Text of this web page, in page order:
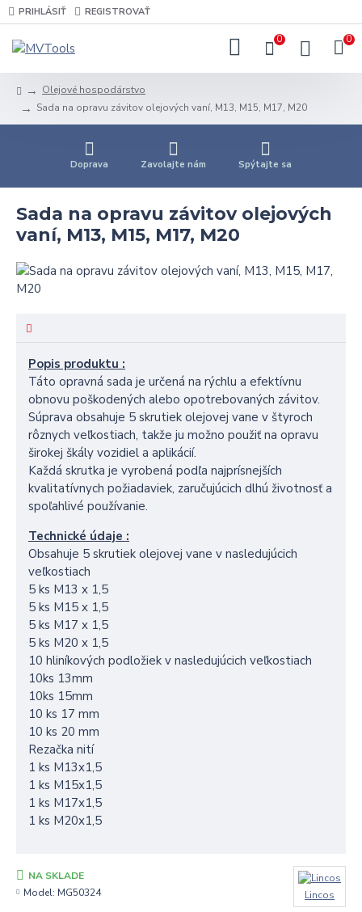
PRIHLÁSIŤ REGISTROVAŤ
0 0
Olejové hospodárstvo
Sada na opravu závitov olejových vaní, M13, M15, M17, M20
Doprava Zavolajte nám Spýtajte sa
Sada na opravu závitov olejových
vaní, M13, M15, M17, M20
Popis produktu :
Táto opravná sada je určená na rýchlu a efektívnu
obnovu poškodených alebo opotrebovaných závitov.
Súprava obsahuje 5 skrutiek olejovej vane v štyroch
rôznych veľkostiach, takže ju možno použiť na opravu
širokej škály vozidiel a aplikácií.
Každá skrutka je vyrobená podľa najprísnejších
kvalitatívnych požiadaviek, zaručujúcich dlhú životnosť a
spoľahlivé používanie.
Technické údaje :
Obsahuje 5 skrutiek olejovej vane v nasledujúcich
veľkostiach
5 ks M13 x 1,5
5 ks M15 x 1,5
5 ks M17 x 1,5
5 ks M20 x 1,5
10 hliníkových podložiek v nasledujúcich veľkostiach
10ks 13mm
10ks 15mm
10 ks 17 mm
10 ks 20 mm
Rezačka nití
1 ks M13x1,5
1 ks M15x1,5
1 ks M17x1,5
1 ks M20x1,5
NA SKLADE
Model: MG50324 Lincos